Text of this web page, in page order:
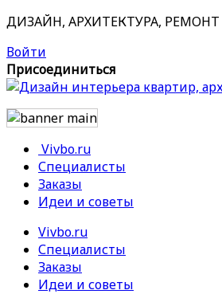
ДИЗАЙН, АРХИТЕКТУРА, РЕМОНТ
Войти
Присоединиться
Vivbo.ru
Специалисты
Заказы
Идеи и советы
Vivbo.ru
Специалисты
Заказы
Идеи и советы